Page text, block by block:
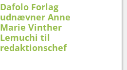
Dafolo Forlag
udnævner Anne
Marie Vinther
Lemuchi til
redaktionschef